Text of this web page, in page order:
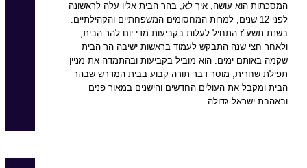
המסכתות הוא עושה, איך לא, בהר הבית אליו עלה לראשונה
לפני 12 שנים, למרות המחסומים המשפחתיים והקהילתיים.
בשנת תשע"ז התחיל לעלות בקביעות מדי יום להר הבית,
ולאחר חצי שנה התבקש לעמוד בראשות ישיבה הר הבית
שקמה באותם ימים. הוא מוביל בקביעות ובהתמדה את מניין
תפילת שחרית, מוסר דבר תורה קבוע בבית המדרש שבהר
הבית ומקבל את העולים החדשים והישנים במאור פנים
ובאהבת ישראל גדולה.